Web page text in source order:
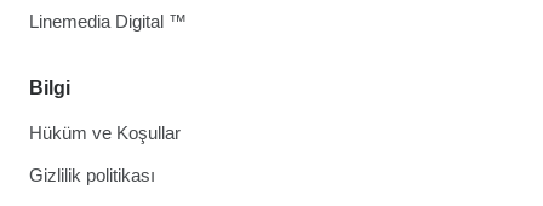
Bilgi
Hüküm ve Koşullar
Gizlilik politikası
Linemedia Digital ™